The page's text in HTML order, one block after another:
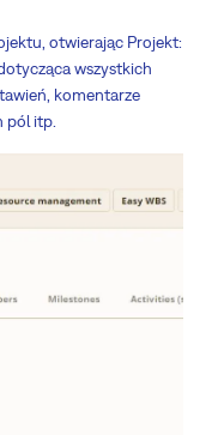
otwierając Projekt:
wszystkich
komentarze
pól itp.